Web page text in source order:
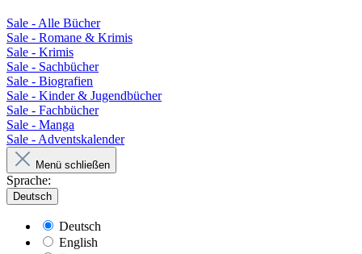
Sale - Alle Bücher
Sale - Romane & Krimis
Sale - Krimis
Sale - Sachbücher
Sale - Biografien
Sale - Kinder & Jugendbücher
Sale - Fachbücher
Sale - Manga
Sale - Adventskalender
Menü schließen
Sprache:
Deutsch
Deutsch
English